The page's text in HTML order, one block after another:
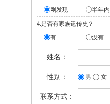
刚发现
半年内
4.是否有家族遗传史？
有
没有
姓名：
性别： 男 女
联系方式：